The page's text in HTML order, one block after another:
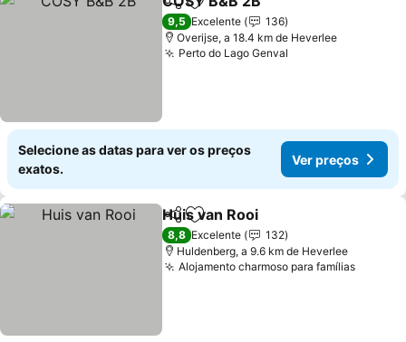
PartilharAdicionar aos favoritos
9,5 Excelente
136
Overijse, a 18.4 km de Heverlee
Perto do Lago Genval
Selecione as datas para ver os preços
exatos.
Ver preços
PartilharAdicionar aos favoritos
Huis van Rooi
8,8 Excelente
132
Huldenberg, a 9.6 km de Heverlee
Alojamento charmoso para famíliasVer